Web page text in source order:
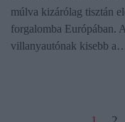
múlva kizárólag tisztán
forgalomba Európában.
villanyautónak kisebb